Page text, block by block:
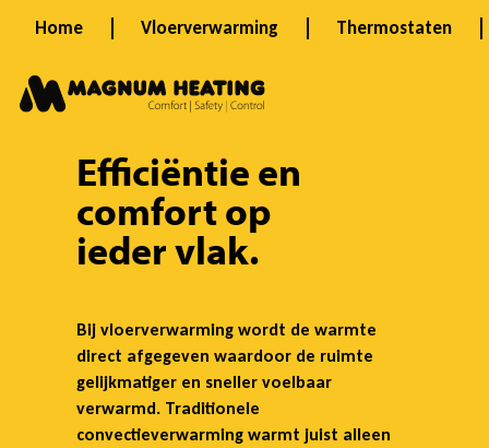
inhoud
Home Vloerverwarming Thermostaten
V
Efficiëntieen
comfort op
ieder vlak.
Bij vloerverwarming wordt de warmte
direct afgegeven waardoor de ruimte
gelijkmatiger en sneller voelbaar
verwarmd. Traditionele
convectieverwarming warmt juist alleen